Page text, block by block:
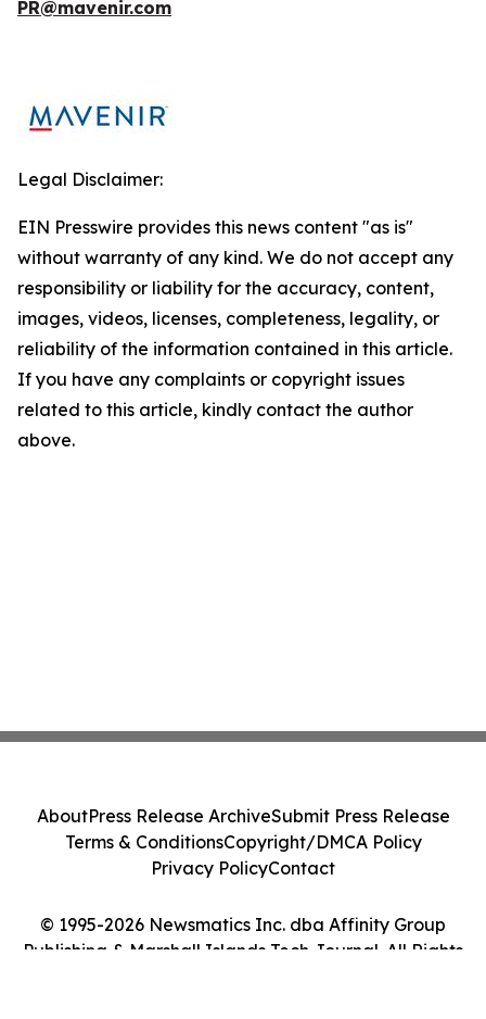
PR@mavenir.com
Legal Disclaimer:
EIN Presswire provides this news content "as is"
without warranty of any kind. We do not accept any
responsibility or liability for the accuracy, content,
images, videos, licenses, completeness, legality, or
reliability of the information contained in this article.
If you have any complaints or copyright issues
related to this article, kindly contact the author
above.
© 1995-2026 Newsmatics Inc. dba Affinity Group
Publishing & Marshall Islands Tech Journal. All Rights
AboutPress Release ArchiveSubmit Press Release
Terms & ConditionsCopyright/DMCA Policy
Privacy PolicyContact